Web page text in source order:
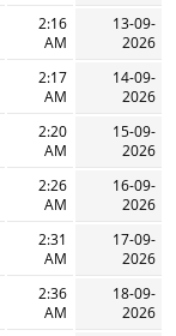
13-09-
2026
2:16
AM
14-09-
2026
2:17
AM
15-09-
2026
2:20
AM
16-09-
2026
2:26
AM
17-09-
2026
2:31
AM
18-09-
2026
2:36
AM